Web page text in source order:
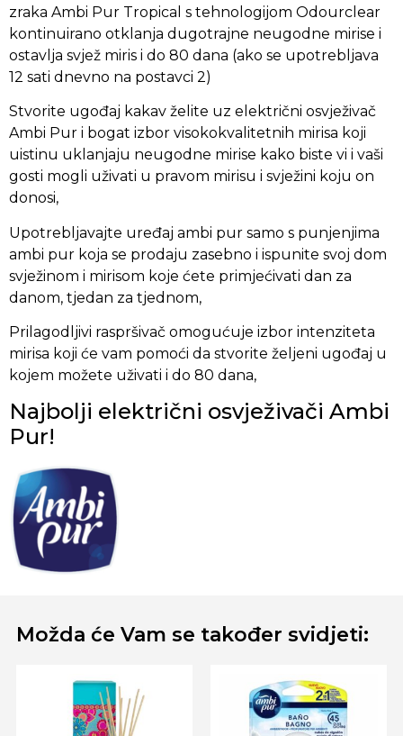
zraka Ambi Pur Tropical s tehnologijom Odourclear
kontinuirano otklanja dugotrajne neugodne mirise i
ostavlja svjež miris i do 80 dana (ako se upotrebljava
12 sati dnevno na postavci 2)
Stvorite ugođaj kakav želite uz električni osvježivač
Ambi Pur i bogat izbor visokokvalitetnih mirisa koji
uistinu uklanjaju neugodne mirise kako biste vi i vaši
gosti mogli uživati u pravom mirisu i svježini koju on
donosi,
Upotrebljavajte uređaj ambi pur samo s punjenjima
ambi pur koja se prodaju zasebno i ispunite svoj dom
svježinom i mirisom koje ćete primjećivati dan za
danom, tjedan za tjednom,
Prilagodljivi raspršivač omogućuje izbor intenziteta
mirisa koji će vam pomoći da stvorite željeni ugođaj u
kojem možete uživati i do 80 dana,
Najbolji električni osvježivači Ambi
Pur!
Možda će Vam se također svidjeti: